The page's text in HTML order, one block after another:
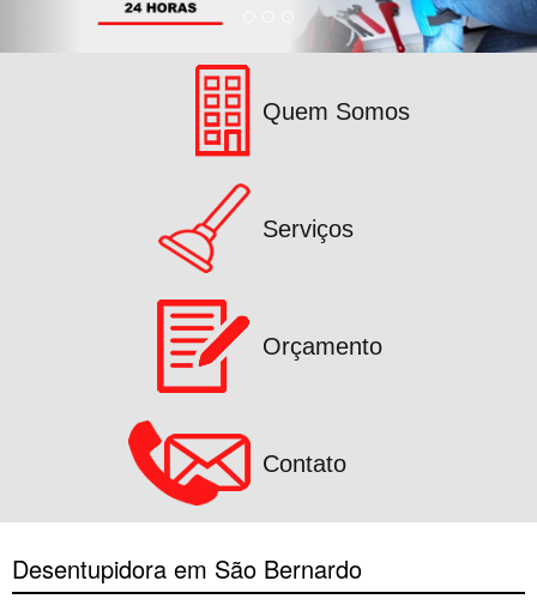
Quem Somos
Serviços
Orçamento
Contato
Desentupidora em São Bernardo